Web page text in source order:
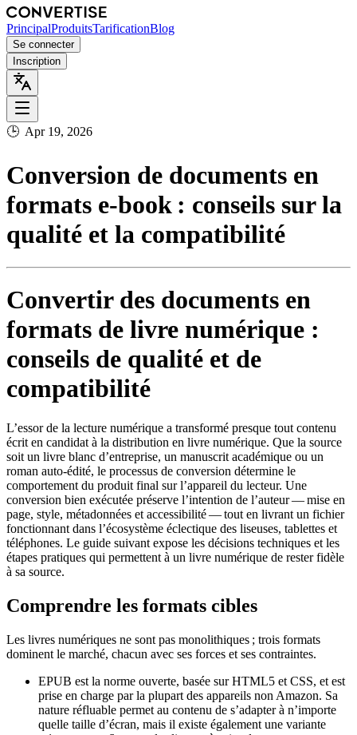
PrincipalProduitsTarificationBlog
Se connecter
Inscription
🕒 Apr 19, 2026
Conversion de documents en
formats e‑book : conseils sur la
qualité et la compatibilité
Convertir des documents en
formats de livre numérique :
conseils de qualité et de
compatibilité
L’essor de la lecture numérique a transformé presque tout contenu
écrit en candidat à la distribution en livre numérique. Que la source
soit un livre blanc d’entreprise, un manuscrit académique ou un
roman auto‑édité, le processus de conversion détermine le
comportement du produit final sur l’appareil du lecteur. Une
conversion bien exécutée préserve l’intention de l’auteur — mise en
page, style, métadonnées et accessibilité — tout en livrant un fichier
fonctionnant dans l’écosystème éclectique des liseuses, tablettes et
téléphones. Le guide suivant expose les décisions techniques et les
étapes pratiques qui permettent à un livre numérique de rester fidèle
à sa source.
Comprendre les formats cibles
Les livres numériques ne sont pas monolithiques ; trois formats
dominent le marché, chacun avec ses forces et ses contraintes.
EPUB est la norme ouverte, basée sur HTML5 et CSS, et est
prise en charge par la plupart des appareils non Amazon. Sa
nature réfluable permet au contenu de s’adapter à n’importe
quelle taille d’écran, mais il existe également une variante